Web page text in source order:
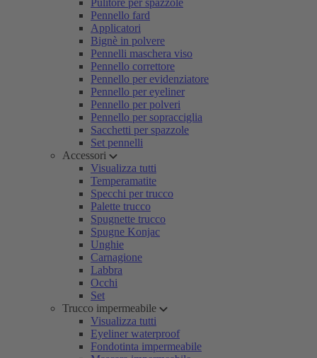
Pulitore per spazzole
Pennello fard
Applicatori
Bignè in polvere
Pennelli maschera viso
Pennello correttore
Pennello per evidenziatore
Pennello per eyeliner
Pennello per polveri
Pennello per sopracciglia
Sacchetti per spazzole
Set pennelli
Accessori
Visualizza tutti
Temperamatite
Specchi per trucco
Palette trucco
Spugnette trucco
Spugne Konjac
Unghie
Carnagione
Labbra
Occhi
Set
Trucco impermeabile
Visualizza tutti
Eyeliner waterproof
Fondotinta impermeabile